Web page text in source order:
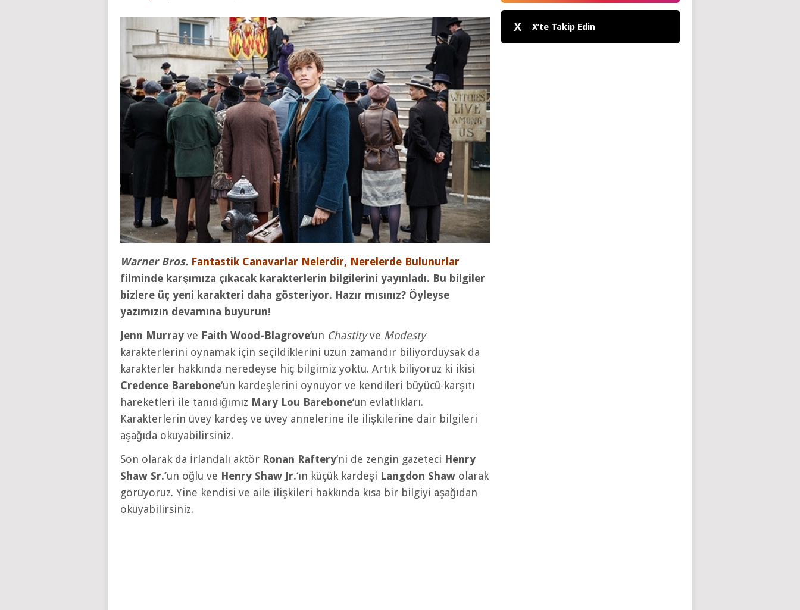
Warner Bros. Fantastik Canavarlar Nelerdir, Nerelerde Bulunurlar
filminde karşımıza çıkacak karakterlerin bilgilerini yayınladı. Bu bilgiler
bizlere üç yeni karakteri daha gösteriyor. Hazır mısınız? Öyleyse
yazımızın devamına buyurun!
Jenn Murray ve Faith Wood-Blagrove‘un Chastityve Modesty
karakterlerini oynamak için seçildiklerini uzun zamandır biliyorduysak da
karakterler hakkında neredeyse hiç bilgimiz yoktu. Artık biliyoruz ki ikisi
Credence Barebone‘un kardeşlerini oynuyor ve kendileri büyücü-karşıtı
hareketleri ile tanıdığımız Mary Lou Barebone‘un evlatlıkları.
Karakterlerin üvey kardeş ve üvey annelerine ile ilişkilerine dair bilgileri
aşağıda okuyabilirsiniz.
Son olarak da İrlandalı aktör Ronan Raftery‘ni de zengin gazeteci Henry
Shaw Sr.’un oğlu ve Henry Shaw Jr.‘ın küçük kardeşi Langdon Shaw olarak
görüyoruz. Yine kendisi ve aile ilişkileri hakkında kısa bir bilgiyi aşağıdan
okuyabilirsiniz.
X X’te Takip Edin